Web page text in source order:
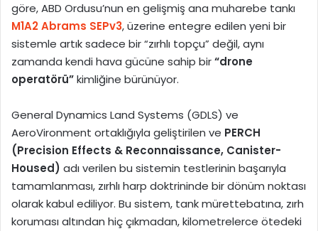
göre, ABD Ordusu’nun en gelişmiş ana muharebe tankı
M1A2 Abrams SEPv3, üzerine entegre edilen yeni bir
sistemle artık sadece bir “zırhlı topçu” değil, aynı
zamanda kendi hava gücüne sahip bir“drone
operatörü”kimliğine bürünüyor.
General Dynamics Land Systems (GDLS) ve
AeroVironment ortaklığıyla geliştirilen ve PERCH
(Precision Effects & Reconnaissance, Canister-
Housed) adı verilen bu sistemin testlerinin başarıyla
tamamlanması, zırhlı harp doktrininde bir dönüm noktası
olarak kabul ediliyor. Bu sistem, tank mürettebatına, zırh
koruması altından hiç çıkmadan, kilometrelerce ötedeki